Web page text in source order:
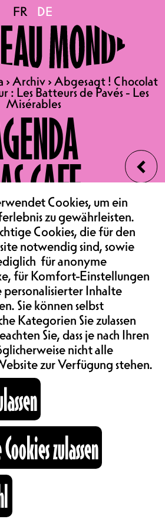
‹
FR DE
›Archiv›Abgesagt ! Chocolat
: Les Batteurs de Pavés - Les
Misérables
CAFE
& TARIFE
SUCHE
Kulturraum
FR DE
›Archiv›Abgesagt ! Chocolat
: Les Batteurs de Pavés - Les
Misérables
Chocolat Show
: Les
Pavés - Les
! CHOCOLAT
EXTÉRIEUR
DE PAVÉS - LES
(CH)
AB 8 JAHREN,
AB 3
| 60 MINUTEN
Wir müssen
vom Sonntag 15.
Alle gekauften
euch automatisch
Wir bitten vielmals
Aber gute
Batteurs de Pavés
Jahr wieder bei uns
werden euch auf dem
Vielen Dank für
und ein
Cookies, um ein
zu gewährleisten.
Cookies, die für den
notwendig sind, sowie
für anonyme
für Komfort-Einstellungen
Inhalte
Sie können selbst
Kategorien Sie zulassen
Sie, dass je nach Ihren
nicht alle
zur Verfügung stehen.
zulassen